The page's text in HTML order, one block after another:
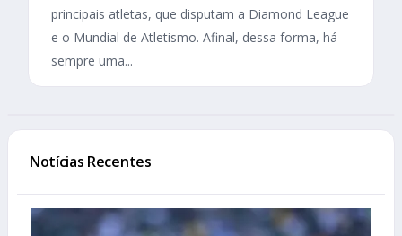
principais atletas, que disputam a Diamond League
e o Mundial de Atletismo. Afinal, dessa forma, há
sempre uma...
Notícias Recentes